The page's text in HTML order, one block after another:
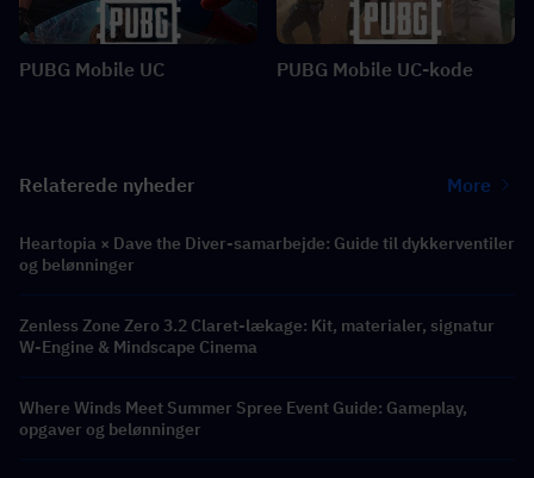
PUBG Mobile UC PUBG Mobile UC-kode
Relaterede nyheder More
Heartopia × Dave the Diver-samarbejde: Guide til dykkerventiler
og belønninger
Zenless Zone Zero 3.2 Claret-lækage: Kit, materialer, signatur
W-Engine & Mindscape Cinema
Where Winds Meet Summer Spree Event Guide: Gameplay,
opgaver og belønninger